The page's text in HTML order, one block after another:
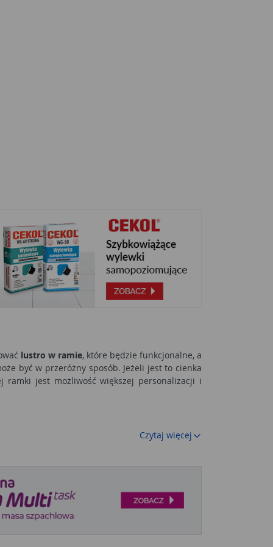
lustro w ramie, które będzie funkcjonalne, a
być w przeróżny sposób. Jeżeli jest to cienka
ramki jest możliwość większej personalizacji i
pomiędzy barwą jasną i ciemną, ale nie tylko.
w otoczeniu. Jeżeli lustro z czarną ramą
połać o kolorze jasnym. Pamiętać trzeba też o
jednak, lustro w czarnej ramie daje wyraźny
Czytaj więcej